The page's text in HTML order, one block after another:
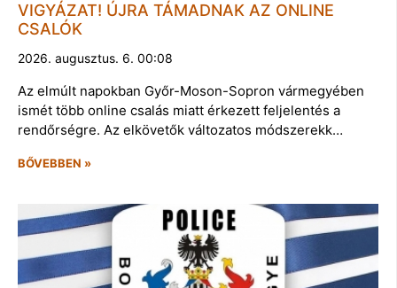
VIGYÁZAT! ÚJRA TÁMADNAK AZ ONLINE
CSALÓK
2026. augusztus. 6. 00:08
Az elmúlt napokban Győr-Moson-Sopron vármegyében
ismét több online csalás miatt érkezett feljelentés a
rendőrségre. Az elkövetők változatos módszerekk…
BŐVEBBEN »